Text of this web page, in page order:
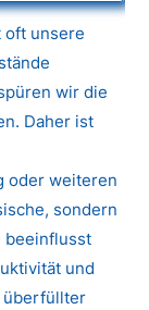
oft unsere
wir die
Daher ist
oder weiteren
sondern
beeinflusst
und
überfüllter